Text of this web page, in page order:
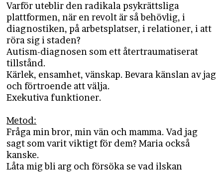
Varför uteblir den radikala psykrättsliga
plattformen, när en revolt är så behövlig, i
diagnostiken, på arbetsplatser, i relationer, i att
röra sig i staden?
Autism-diagnosen som ett återtraumatiserat
tillstånd.
Kärlek, ensamhet, vänskap. Bevara känslan av jag
och förtroende att välja.
Exekutiva funktioner.
Metod:
Fråga min bror, min vän och mamma. Vad jag
sagt som varit viktigt för dem? Maria också
kanske.
Låta mig bli arg och försöka se vad ilskan